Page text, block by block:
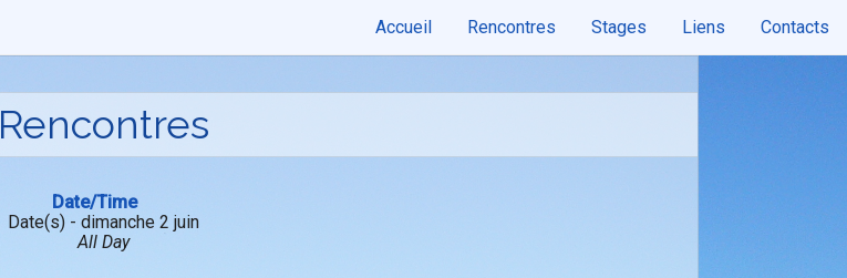
Accueil Rencontres Stages Liens Contacts
Rencontres
Date/Time
Date(s) - dimanche 2 juin
All Day